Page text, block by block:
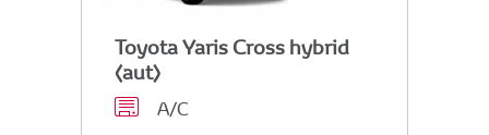
Toyota Yaris Cross hybrid
(aut)
A/C